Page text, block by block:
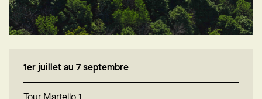
1er juillet au 7 septembre